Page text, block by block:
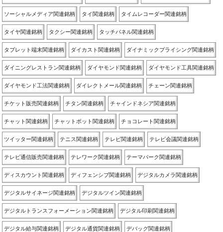
ソーシャルメディア関連銘柄 タイ関連銘柄 タイムレコーダー関連銘柄
タイヤ関連銘柄 タクシー関連銘柄 タッチパネル関連銘柄
タブレット端末関連銘柄 ダイカスト関連銘柄 ダイナミックプライシング関連銘柄
ダイニングレストラン関連銘柄 ダイヤモンド関連銘柄 ダイヤモンド工具関連銘柄
ダイヤモンド工法関連銘柄 ダイレクトメール関連銘柄 チェーン関連銘柄
チケット販売関連銘柄 チタン関連銘柄 チャインドネシア関連銘柄
チャット関連銘柄 チャットボット関連銘柄 チョコレート関連銘柄
ツイッター関連銘柄 テニス関連銘柄 テレビ関連銘柄 テレビ会議関連銘柄
テレビ通信販売関連銘柄 テレワーク関連銘柄 テーマパーク関連銘柄
ディスカウント関連銘柄 ディフェンシブ関連銘柄 デジタルカメラ関連銘柄
デジタルサイネージ関連銘柄 デジタルツイン関連銘柄
デジタルトランスフォーメーション関連銘柄 デジタル印刷関連銘柄
デジタル給与関連銘柄 デジタル通貨関連銘柄 デバッグ関連銘柄